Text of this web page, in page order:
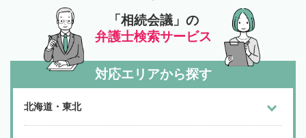
「相続会議」の
弁護士検索サービス
対応エリアから探す
北海道・東北